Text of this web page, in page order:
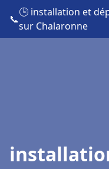
📞
🕒 installation et
sur Chalaronne